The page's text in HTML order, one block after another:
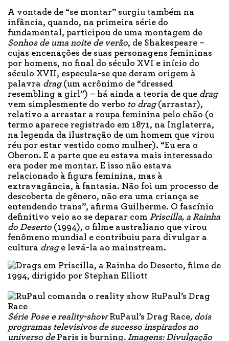
A vontade de “se montar” surgiu também na
infância, quando, na primeira série do
fundamental, participou de uma montagem de
Sonhos de uma noite de verão, de Shakespeare –
cujas encenações de suas personagens femininas
por homens, no final do século XVI e início do
século XVII, especula-se que deram origem à
palavra drag(um acrônimo de “dressed
resembling a girl”) – há ainda a teoria de que drag
vem simplesmente do verbo to drag(arrastar),
relativo a arrastar a roupa feminina pelo chão (o
termo aparece registrado em 1871, na Inglaterra,
na legenda da ilustração de um homem que virou
réu por estar vestido como mulher). “Eu era o
Oberon. E a parte que eu estava mais interessado
era poder me montar. E isso não estava
relacionado à figura feminina, mas à
extravagância, à fantasia. Não foi um processo de
descoberta de gênero, não era uma criança se
entendendo trans”, afirma Guilherme. O fascínio
definitivo veio ao se deparar com Priscilla, a Rainha
do Deserto (1994), o filme australiano que virou
fenômeno mundial e contribuiu para divulgar a
cultura drage levá-la ao mainstream.
Série Pose e reality-showRuPaul’s Drag Race, dois
programas televisivos de sucesso inspirados no
universo de Paris is burning. Imagens: Divulgação